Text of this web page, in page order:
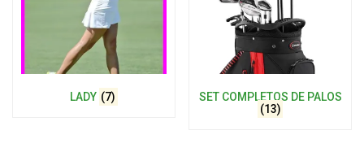
LADY (7)
SET COMPLETOS DE PALOS
(13)